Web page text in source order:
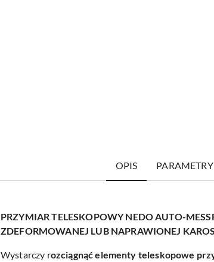
OPIS
PRZYMIAR TELESKOPOWY NEDO AUTO-
ZDEFORMOWANEJ LUB NAPRAWIONEJ
Wystarczy rozciągnąć elementy teleskopowe